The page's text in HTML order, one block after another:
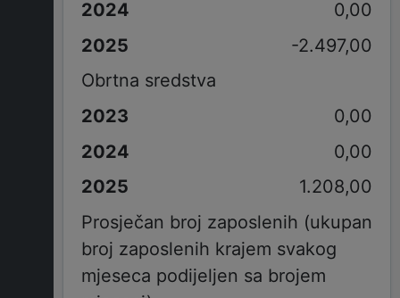
0,00
-2.497,00
Obrtna sredstva
0,00
0,00
1.208,00
Prosječan broj zaposlenih (ukupan
broj zaposlenih krajem svakog
mjeseca podijeljen sa brojem